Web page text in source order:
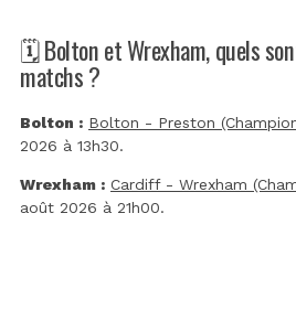
🗓️ Bolton et Wrexham, quels
matchs ?
Bolton : Bolton - Preston
2026 à 13h30.
Wrexham : Cardiff - Wrexham
août 2026 à 21h00.